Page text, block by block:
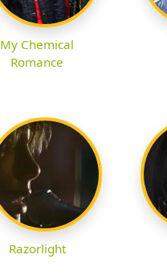
My Chemical
Romance
Razorlight